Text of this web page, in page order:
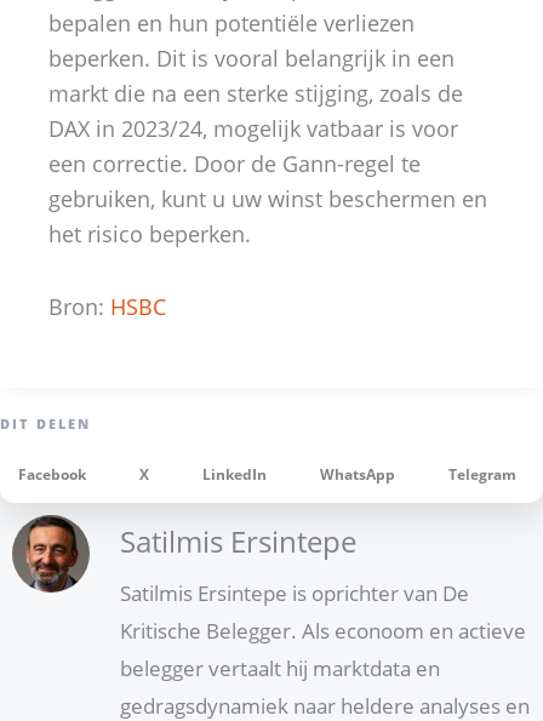
bepalen en hun potentiële verliezen
beperken. Dit is vooral belangrijk in een
markt die na een sterke stijging, zoals de
DAX in 2023/24, mogelijk vatbaar is voor
een correctie. Door de Gann-regel te
gebruiken, kunt u uw winst beschermen en
het risico beperken.
Bron: HSBC
Facebook X LinkedIn WhatsApp Telegram
Satilmis Ersintepe
Satilmis Ersintepe is oprichter van De
Kritische Belegger. Als econoom en actieve
belegger vertaalt hij marktdata en
gedragsdynamiek naar heldere analyses en